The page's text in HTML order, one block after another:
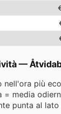
—
nell'ora più
= media
punta al